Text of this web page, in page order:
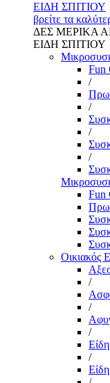
ΕΙΔΗ ΣΠΙΤΙΟΥ
βρείτε τα
ΔΕΣ ΜΕΡΙΚΑ
ΕΙΔΗ ΣΠΙΤΙΟΥ
Fun
/
/
/
/
Fun
Οικιακός
/
/
/
/